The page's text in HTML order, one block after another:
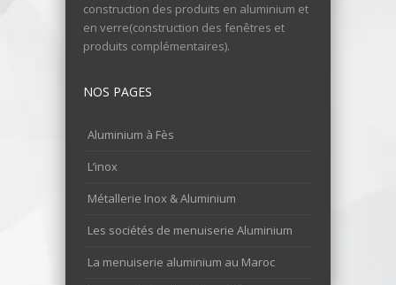
construction des produits en aluminium et
en verre(construction des fenêtres et
produits complémentaires).
NOS PAGES
Aluminium à Fès
L’inox
Métallerie Inox & Aluminium
Les sociétés de menuiserie Aluminium
La menuiserie aluminium au Maroc